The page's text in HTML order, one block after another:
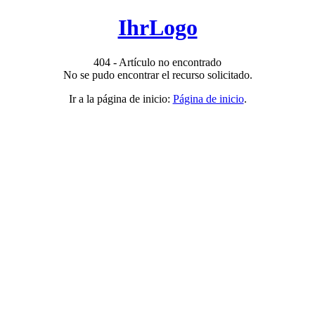
IhrLogo
404 - Artículo no encontrado
No se pudo encontrar el recurso solicitado.
Ir a la página de inicio: Página de inicio.